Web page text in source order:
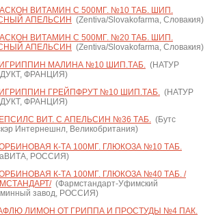
ВИТАМИН С 500МГ. №10 ТАБ. ШИП.
АПЕЛЬСИН (Zentiva/Slovakofarma, Словакия)
ВИТАМИН С 500МГ. №20 ТАБ. ШИП.
АПЕЛЬСИН (Zentiva/Slovakofarma, Словакия)
МАЛИНА №10 ШИП.ТАБ.(НАТУР
ФРАНЦИЯ)
ГРЕЙПФРУТ №10 ШИП.ТАБ.(НАТУР
ФРАНЦИЯ)
ВИТ. С АПЕЛЬСИН №36 ТАБ.(Бутс
Интернешнл, Великобритания)
К-ТА 100МГ. ГЛЮКОЗА №10 ТАБ.
РОССИЯ)
К-ТА 100МГ. ГЛЮКОЗА №40 ТАБ. /
(Фармстандарт-Уфимский
завод, РОССИЯ)
ЛИМОН ОТ ГРИППА И ПРОСТУДЫ №4 ПАК.